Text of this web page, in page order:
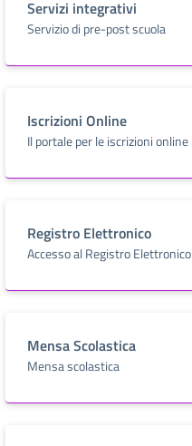
Servizi integrativi
Servizio di pre-post scuola
Iscrizioni Online
Il portale per le iscrizioni online
Registro Elettronico
Accesso al Registro Elettronico
Mensa Scolastica
Mensa scolastica